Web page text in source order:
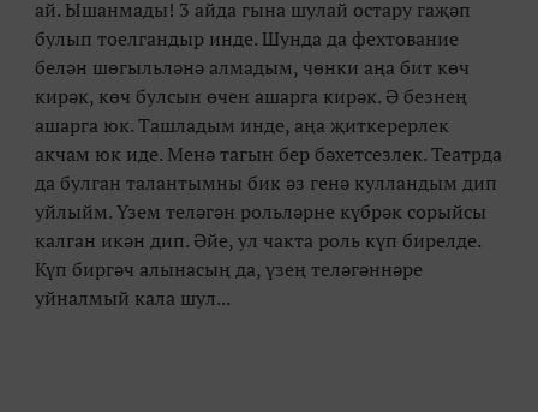
ай. Ышанмады! 3 айда гына шулай остару гаҗәп
булып тоелгандыр инде. Шунда да фехтование
белән шөгыльләнә алмадым, чөнки аңа бит көч
кирәк, көч булсын өчен ашарга кирәк. Ә безнең
ашарга юк. Ташладым инде, аңа җиткерерлек
акчам юк иде. Менә тагын бер бәхетсезлек. Театрда
да булган талантымны бик әз генә кулландым дип
уйлыйм. Үзем теләгән рольләрне күбрәк сорыйсы
калган икән дип. Әйе, ул чакта роль күп бирелде.
Күп биргәч алынасың да, үзең теләгәннәре
уйналмый кала шул...